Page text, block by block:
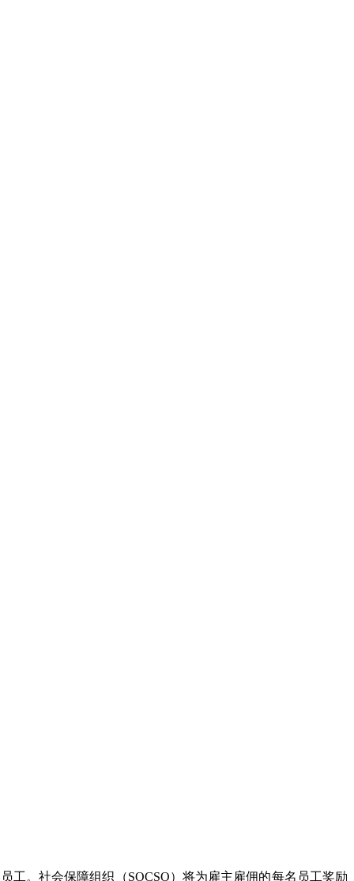
工。社会保障组织（SOCSO）将为雇主雇佣的每名员工奖励